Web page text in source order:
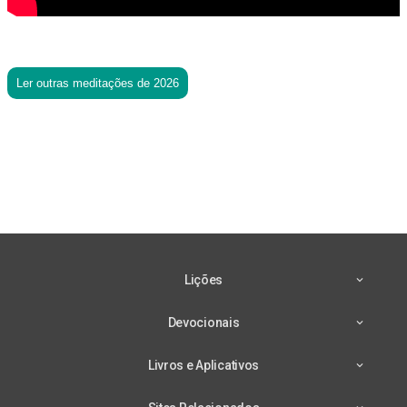
Ler outras meditações de 2026
Lições
Devocionais
Livros e Aplicativos